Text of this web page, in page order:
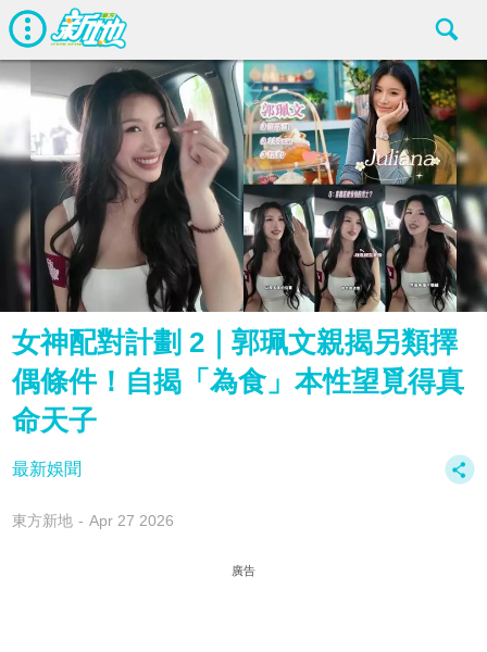
女神配對計劃 2｜郭珮文親揭另類擇
偶條件！自揭「為食」本性望覓得真
命天子
最新娛聞
東方新地 Apr 27 2026
廣告